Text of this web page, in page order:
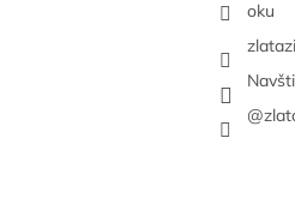
oku